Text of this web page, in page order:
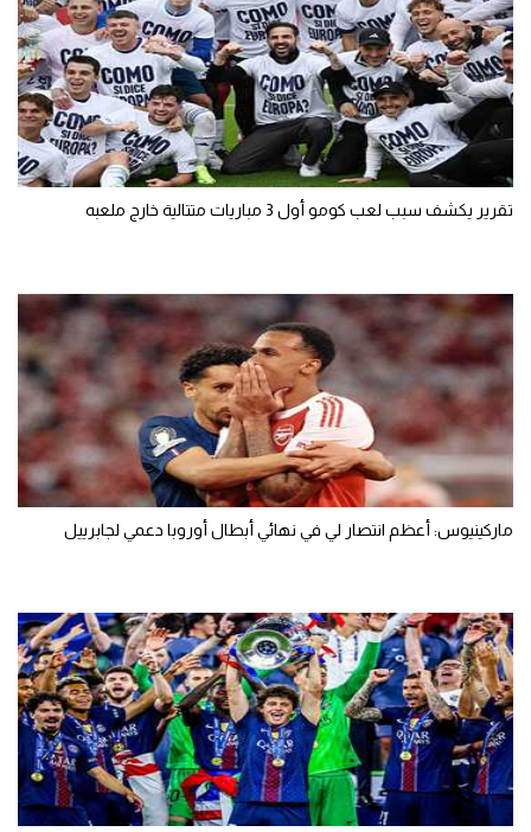
تقرير يكشف سبب لعب كومو أول 3 مباريات متتالية خارج ملعبه
ماركينيوس: أعظم انتصار لي في نهائي أبطال أوروبا دعمي لجابرييل